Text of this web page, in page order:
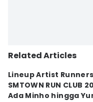
Related Articles
Lineup Artist Runners
SMTOWN RUN CLUB
Ada Minho hingga